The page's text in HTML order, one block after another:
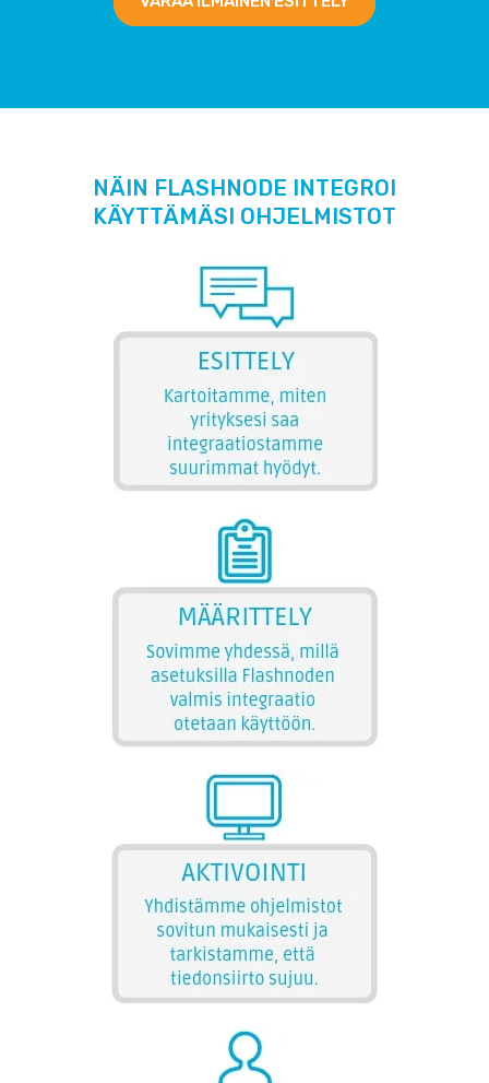
NÄIN FLASHNODE INTEGROI
KÄYTTÄMÄSI OHJELMISTOT